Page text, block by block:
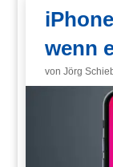
wenn
vonJörg